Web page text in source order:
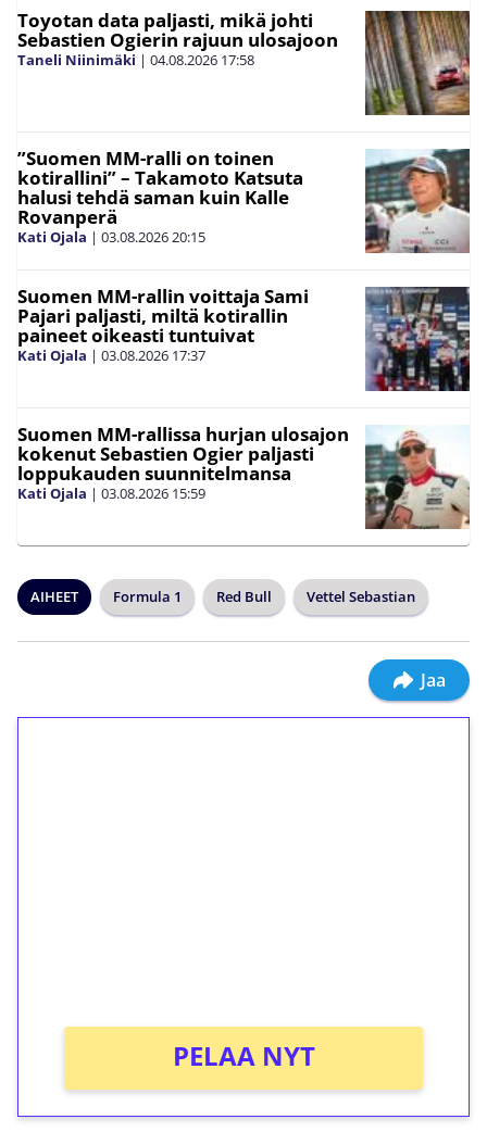
Toyotan data paljasti, mikä johti
Sebastien Ogierin rajuun ulosajoon
Taneli Niinimäki | 04.08.2026 17:58
”Suomen MM-ralli on toinen
kotirallini” – Takamoto Katsuta
halusi tehdä saman kuin Kalle
Rovanperä
Kati Ojala | 03.08.202620:15
Suomen MM-rallin voittaja Sami
Pajari paljasti, miltä kotirallin
paineet oikeasti tuntuivat
Kati Ojala | 03.08.2026 17:37
Suomen MM-rallissa hurjan ulosajon
kokenut Sebastien Ogier paljasti
loppukauden suunnitelmansa
Kati Ojala | 03.08.2026 15:59
AIHEET Formula 1 Red Bull Vettel Sebastian
Jaa
PELAA NYT